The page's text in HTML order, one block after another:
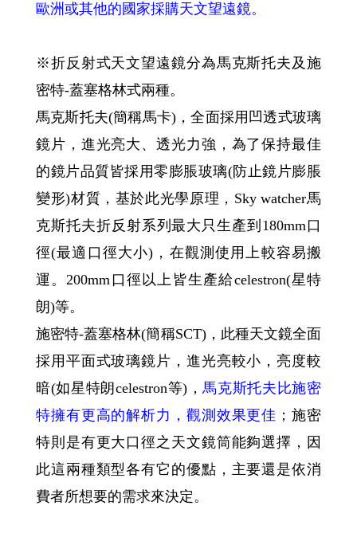
歐洲或其他的國家採購天文望遠鏡。
※折反射式天文望遠鏡分為馬克斯托夫及施
密特-蓋塞格林式兩種。
馬克斯托夫(簡稱馬卡)，全面採用凹透式玻璃
鏡片，進光亮大、透光力強，為了保持最佳
的鏡片品質皆採用零膨脹玻璃(防止鏡片膨脹
變形)材質，基於此光學原理，Sky watcher馬
克斯托夫折反射系列最大只生產到180mm口
徑(最適口徑大小)，在觀測使用上較容易搬
運。200mm口徑以上皆生產給celestron(星特
朗)等。
施密特-蓋塞格林(簡稱SCT)，此種天文鏡全面
採用平面式玻璃鏡片，進光亮較小，亮度較
暗(如星特朗celestron等)，馬克斯托夫比施密
特擁有更高的解析力，觀測效果更佳 ；施密
特則是有更大口徑之天文鏡筒能夠選擇，因
此這兩種類型各有它的優點，主要還是依消
費者所想要的需求來決定。